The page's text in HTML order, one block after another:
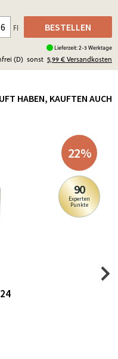
(D) sonst 5,99 €Versandkosten
Fl BESTELLEN
Lieferzeit: 2-3 Werktage
HABEN, KAUFTEN AUCH
22%
90
Experten
Punkte